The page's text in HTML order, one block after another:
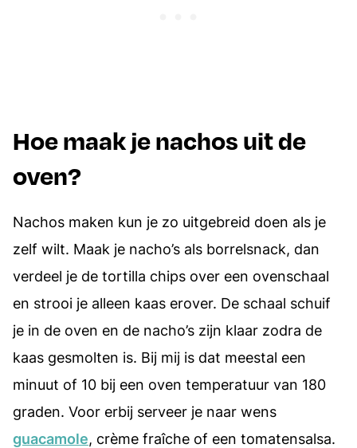
Hoe maak je nachos uit de
oven?
Nachos maken kun je zo uitgebreid doen als je
zelf wilt. Maak je nacho’s als borrelsnack, dan
verdeel je de tortilla chips over een ovenschaal
en strooi je alleen kaas erover. De schaal schuif
je in de oven en de nacho’s zijn klaar zodra de
kaas gesmolten is. Bij mij is dat meestal een
minuut of 10 bij een oven temperatuur van 180
graden. Voor erbij serveer je naar wens
guacamole, crème fraîche of een tomatensalsa.